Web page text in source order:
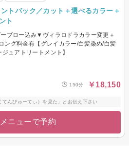
トバック／カット＋選べるカラー＋
ト
ブロー込み▼ヴィラロドラカラー変更＋
ング料金有【グレイカラー/白髪染め/白髪
ュアトリートメント】
150分 ￥18,150
んびゅーてぃ）を見た」とお伝え下さい
ニューで予約